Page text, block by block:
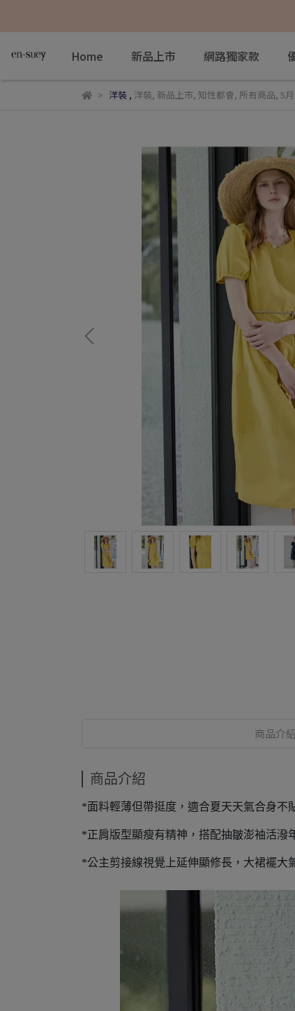
Home 新品上市 網路獨家款
洋裝, 洋裝, 新品上市, 知性都會, 所有商品, 5
商品介紹
商品介紹
*面料輕薄但帶挺度，適合夏天天氣合身不
*正肩版型顯瘦有精神，搭配抽皺澎袖活潑
*公主剪接線視覺上延伸顯修長，大裙襬大